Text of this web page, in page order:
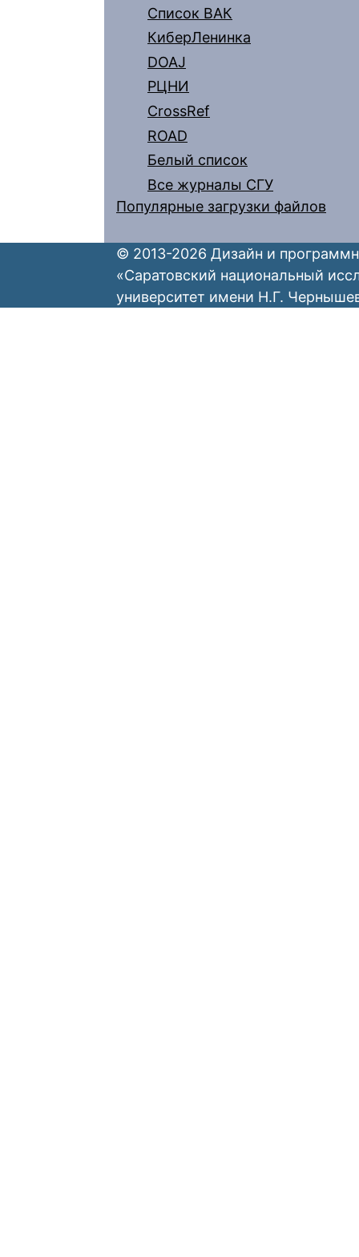
Список ВАК
КиберЛенинка
DOAJ
РЦНИ
CrossRef
ROAD
Белый список
Все журналы СГУ
Популярные загрузки файлов
© 2013-2026 Дизайн и
«Саратовский национальный
университет имени Н.Г.